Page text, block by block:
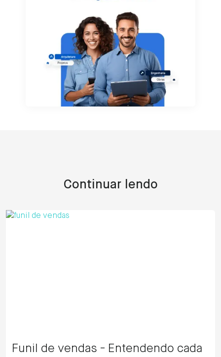
Continuar lendo
Funil de vendas - Entendendo cada